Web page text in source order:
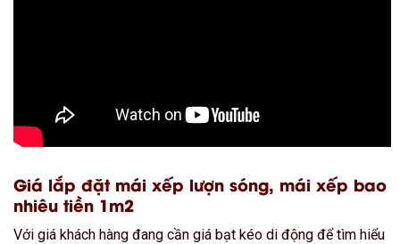
Giá lắp đặt mái xếp lượn sóng, mái xếp bao
nhiêu tiền 1m2
Với giá khách hàng đang cần giá bạt kéo di động để tìm hiểu